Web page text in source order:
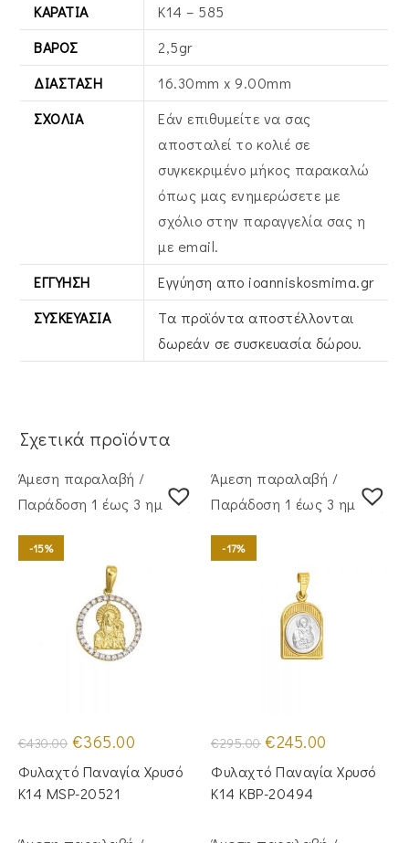
ΚΑΡΆΤΙΑ
Κ14 – 585
ΒΆΡΟΣ
2,5gr
ΔΙΆΣΤΑΣΗ
16.30mm x 9.00mm
ΣΧΌΛΙΑ
Εάν επιθυμείτε να σας
αποσταλεί το κολιέ σε
συγκεκριμένο μήκος παρακαλώ
όπως μας ενημερώσετε με
σχόλιο στην παραγγελία σας η
με email.
ΕΓΓΎΗΣΗ
Εγγύηση απο ioanniskosmima.gr
ΣΥΣΚΕΥΑΣΊΑ
Τα προϊόντα αποστέλλονται
δωρεάν σε συσκευασία δώρου.
Σχετικά προϊόντα
Άμεση παραλαβή /
Παράδoση 1 έως 3 ημέρες
-15%
€430.00 Original
price
was:
€430.00.
€365.00
τιμή
είναι:
Φυλαχτό Παναγία Χρυσό
Κ14 MSP-20521
Άμεση παραλαβή /
Παράδoση 1 έως 3 ημέρες
-17%
€295.00 Original
price
was:
€295.00.
€245.00
τιμή
είναι:
Φυλαχτό Παναγία Χρυσό
Κ14 KBP-20494